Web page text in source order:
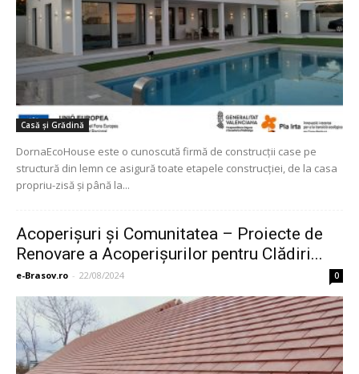
Casă și Grădină
DornaEcoHouse este o cunoscută firmă de construcţii case pe
structură din lemn ce asigură toate etapele construcţiei, de la casa
propriu-zisă şi până la...
Acoperişuri şi Comunitatea – Proiecte de
Renovare a Acoperișurilor pentru Clădiri...
e-Brasov.ro - 22/08/2024 0